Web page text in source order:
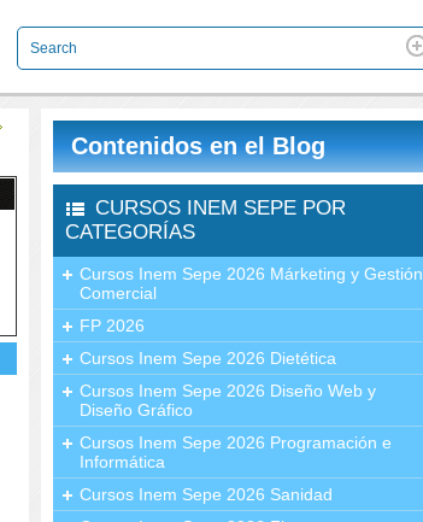
Contenidos en el Blog
CURSOS INEM SEPE POR
CATEGORÍAS
Cursos Inem Sepe 2026 Márketing y Gestión
Comercial
FP 2026
Cursos Inem Sepe 2026 Dietética
Cursos Inem Sepe 2026 Diseño Web y
Diseño Gráfico
Cursos Inem Sepe 2026 Programación e
Informática
Cursos Inem Sepe 2026 Sanidad